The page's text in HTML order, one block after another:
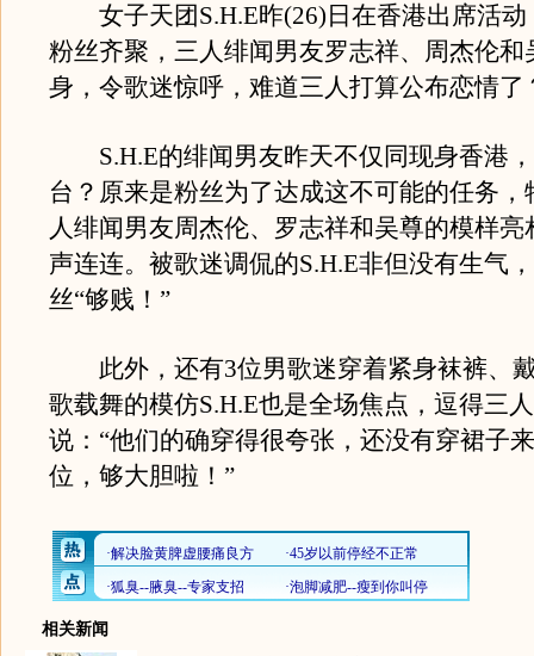
女子天团S.H.E昨(26)日在香港出席活动
粉丝齐聚，三人绯闻男友罗志祥、周杰伦和
身，令歌迷惊呼，难道三人打算公布恋情了
S.H.E的绯闻男友昨天不仅同现身香港
台？原来是粉丝为了达成这不可能的任务，
人绯闻男友周杰伦、罗志祥和吴尊的模样亮
声连连。被歌迷调侃的S.H.E非但没有生气
丝“够贱！”
此外，还有3位男歌迷穿着紧身袜裤、
歌载舞的模仿S.H.E也是全场焦点，逗得三
说：“他们的确穿得很夸张，还没有穿裙子
位，够大胆啦！”
相关新闻